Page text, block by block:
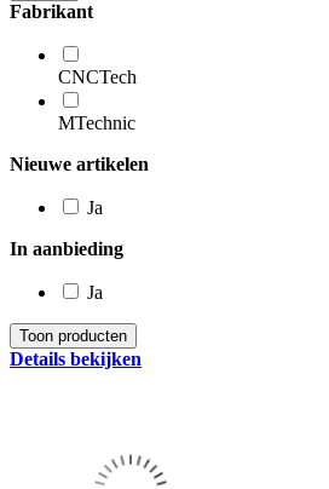
Fabrikant
CNCTech
MTechnic
Nieuwe artikelen
Ja
In aanbieding
Ja
Details bekijken